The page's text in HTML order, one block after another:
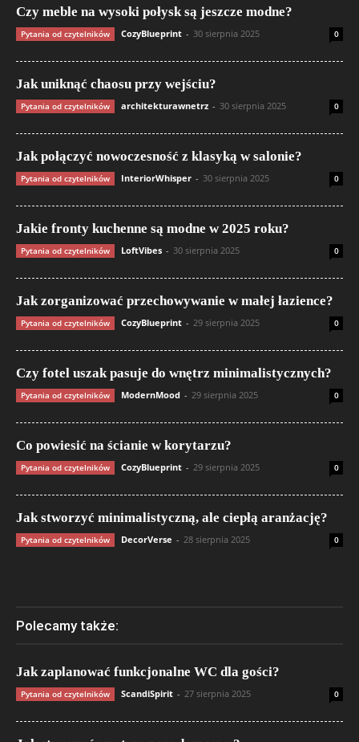
Czy meble na wysoki połysk są jeszcze modne?
Pytania od czytelników CozyBlueprint - 30 sierpnia 2025 0
Jak uniknąć chaosu przy wejściu?
Pytania od czytelników architekturawnetrz - 30 sierpnia 2025 0
Jak połączyć nowoczesność z klasyką w salonie?
Pytania od czytelników InteriorWhisper - 30 sierpnia 2025 0
Jakie fronty kuchenne są modne w 2025 roku?
Pytania od czytelników LoftVibes - 30 sierpnia 2025 0
Jak zorganizować przechowywanie w małej łazience?
Pytania od czytelników CozyBlueprint - 29 sierpnia 2025 0
Czy fotel uszak pasuje do wnętrz minimalistycznych?
Pytania od czytelników ModernMood - 29 sierpnia 2025 0
Co powiesić na ścianie w korytarzu?
Pytania od czytelników CozyBlueprint - 29 sierpnia 2025 0
Jak stworzyć minimalistyczną, ale ciepłą aranżację?
Pytania od czytelników DecorVerse - 28 sierpnia 2025 0
Polecamy także:
Jak zaplanować funkcjonalne WC dla gości?
Pytania od czytelników ScandiSpirit - 27 sierpnia 2025 0